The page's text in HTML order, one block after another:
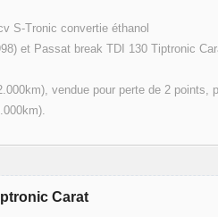
S-Tronic convertie éthanol
et Passat break TDI 130 Tiptronic
vendue pour perte de 2
Carat